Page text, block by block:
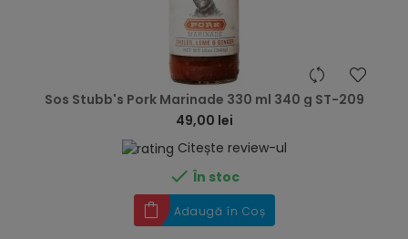
Sos Stubb's Pork Marinade 330 ml 340 g ST-209
49,00 lei
Citește review-ul
 În stoc
Adaugă în Coș